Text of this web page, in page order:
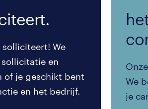
solliciteert! We
en
of je geschikt bent
en het bedrijf.
We
je